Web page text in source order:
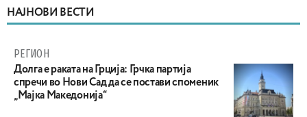
НАЈНОВИ ВЕСТИ
РЕГИОН
Долга е раката на Грција: Грчка партија
спречи во Нови Сад да се постави споменик
„Мајка Македонија“